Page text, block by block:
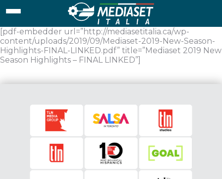
[pdf-embedder url=”http://mediasetitalia.ca/wp-
content/uploads/2019/09/Mediaset-2019-New-Season-
Highlights-FINAL-LINKED.pdf” title=”Mediaset 2019 New
Season Highlights – FINAL LINKED”]